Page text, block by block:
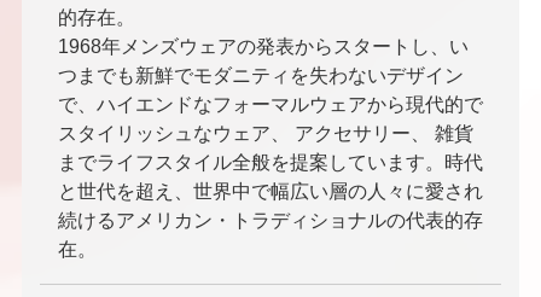
的存在。
1968年メンズウェアの発表からスタートし、い
つまでも新鮮でモダニティを失わないデザイン
で、ハイエンドなフォーマルウェアから現代的で
スタイリッシュなウェア、 アクセサリー、 雑貨
までライフスタイル全般を提案しています。時代
と世代を超え、世界中で幅広い層の人々に愛され
続けるアメリカン・トラディショナルの代表的存
在。